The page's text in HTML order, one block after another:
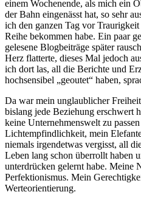
einem Wochenende, als mich ein
der Bahn eingenässt hat, so sehr
ich den ganzen Tag vor
Reihe bekommen habe. Ein paar
gelesene Blogbeiträge später
Herz flatterte, dieses Mal jedoch
ich dort las, all die Berichte und
hochsensibel „geoutet“ haben,
Da war mein unglaublicher
bislang jede Beziehung erschwert
keine Unternehmenswelt zu
Lichtempfindlichkeit, mein
niemals irgendetwas vergisst, all
Leben lang schon überrollt haben
unterdrücken gelernt habe. Meine
Perfektionismus. Mein
Werteorientierung.